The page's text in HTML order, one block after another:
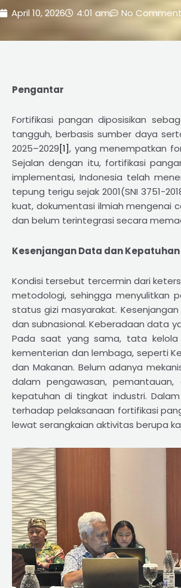
April 10, 2026 4:01 am No
Pengantar
Fortifikasi pangan diposisikan
tangguh, berbasis sumber daya
2025–2029[1], yang menempatkan
Sejalan dengan itu, fortifikasi
implementasi, Indonesia telah
tepung terigu sejak 2001(SNI 3751-
kuat, dokumentasi ilmiah mengenai
dan belum terintegrasi secara
Kesenjangan Data dan
Kondisi tersebut tercermin dari
metodologi, sehingga menyulitkan
status gizi masyarakat.
dan subnasional. Keberadaan data
Pada saat yang sama, tata kelola
kementerian dan lembaga, seperti
dan Makanan. Belum adanya
dalam pengawasan,
kepatuhan di tingkat industri.
terhadap pelaksanaan fortifikasi
lewat serangkaian aktivitas berupa